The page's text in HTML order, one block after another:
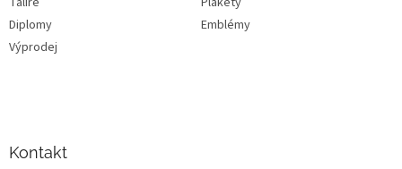
Diplomy
Emblémy
Výprodej
Kontakt